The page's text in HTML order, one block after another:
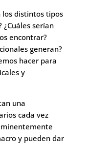
los distintos tipos
serían
encontrar?
generan?
hacer para
y
una
cada vez
y pueden dar